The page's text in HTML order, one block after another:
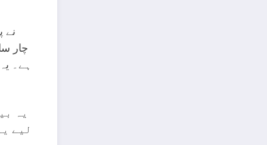
ہے۔
یہ
لیے